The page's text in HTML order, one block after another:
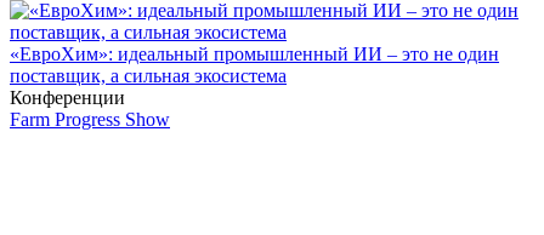
«ЕвроХим»: идеальный промышленный ИИ – это не один
поставщик, а сильная экосистема
Конференции
Farm Progress Show